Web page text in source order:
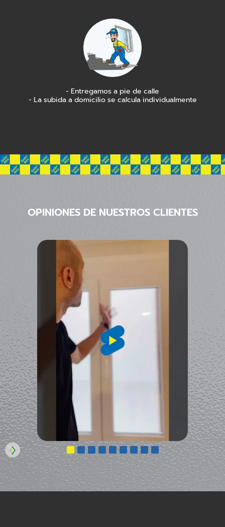
- Entregamos a pie de calle
- La subida a domicilio se calcula individualmente
OPINIONES DE NUESTROS CLIENTES